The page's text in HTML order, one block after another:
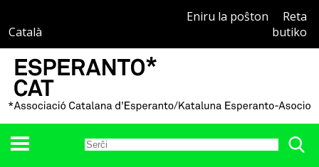
Català
Eniru la poŝton
Reta
butiko